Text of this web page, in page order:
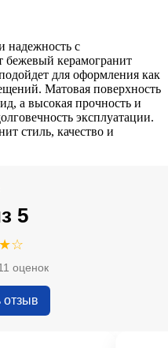
надежность с
бежевый керамогранит
для оформления как
Матовая поверхность
а высокая прочность и
эксплуатации.
стиль, качество и
5
оценок
отзыв